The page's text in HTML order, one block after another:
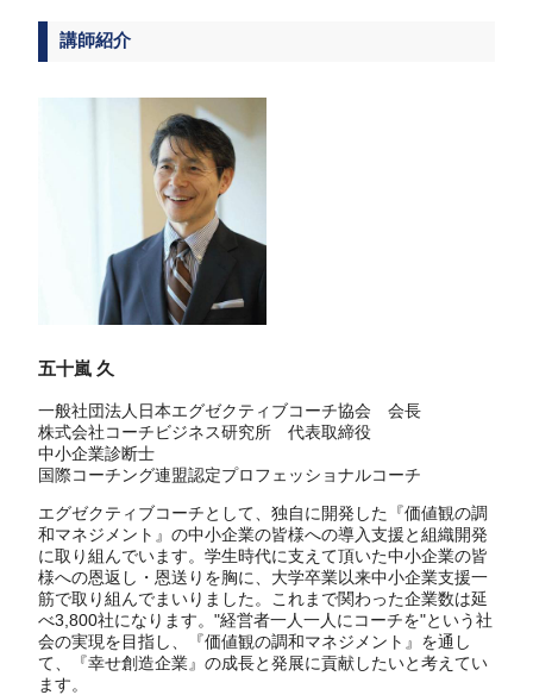
講師紹介
五十嵐 久
一般社団法人日本エグゼクティブコーチ協会 会長
株式会社コーチビジネス研究所 代表取締役
中小企業診断士
国際コーチング連盟認定プロフェッショナルコーチ
エグゼクティブコーチとして、独自に開発した『価値観の調
和マネジメント』の中小企業の皆様への導入支援と組織開発
に取り組んでいます。学生時代に支えて頂いた中小企業の皆
様への恩返し・恩送りを胸に、大学卒業以来中小企業支援一
筋で取り組んでまいりました。これまで関わった企業数は延
べ3,800社になります。"経営者一人一人にコーチを"という社
会の実現を目指し、『価値観の調和マネジメント』を通し
て、『幸せ創造企業』の成長と発展に貢献したいと考えてい
ます。